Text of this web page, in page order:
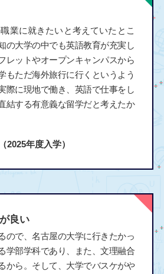
業に就きたいと考えていたとこ
の大学の中でも英語教育が充実し
レットやオープンキャンパスから
もただ海外旅行に行くというよう
際に現地で働き、英語で仕事をし
結する有意義な留学だと考えたか
2025年度入学）
良い
ので、名古屋の大学に行きたかっ
学部学科であり、また、文理融合
から。そして、大学でバスケがや